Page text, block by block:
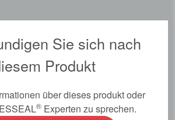
Sie sich nach
Produkt
über dieses produkt oder
® Experten zu sprechen.